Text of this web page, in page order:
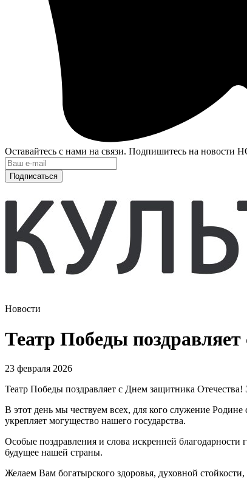
Оставайтесь с нами на связи. Подпишитесь на новости
Подписаться
Новости
Театр Победы
23 февраля 2026
Театр Победы поздравляет с Днем защитника
В этот день мы чествуем всех, для кого служение
укрепляет могущество нашего государства.
Особые поздравления и слова искренней
будущее нашей страны.
Желаем Вам богатырского здоровья, духовной